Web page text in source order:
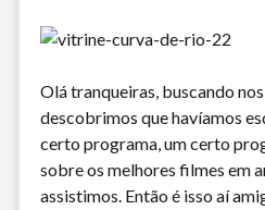
Arquivo CDR
Papo Tranqueira
A Ripa É a Lei
Olá tranqueiras, buscando
descobrimos que havíamos
certo programa, um certo
sobre os melhores filmes em
assistimos. Então é isso aí